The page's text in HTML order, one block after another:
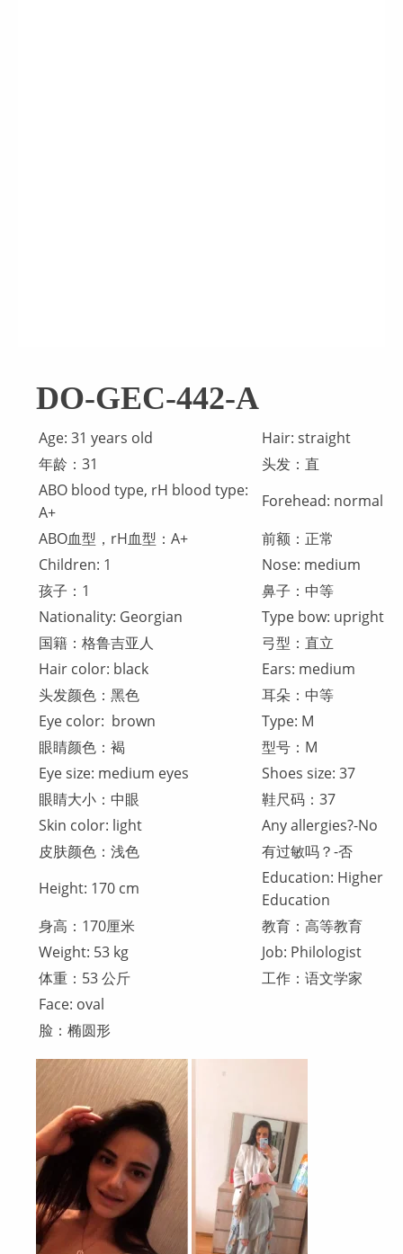
DO-GEC-442-A
Age: 31 years old
Hair: straight
年龄：31
头发：直
ABO blood type, rH blood type:
A+
Forehead: normal
ABO血型，rH血型：A+
前额：正常
Children: 1
Nose: medium
孩子：1
鼻子：中等
Nationality: Georgian
Type bow: upright
国籍：格鲁吉亚人
弓型：直立
Hair color: black
Ears: medium
头发颜色：黑色
耳朵：中等
Eye color: brown
Type: M
眼睛颜色：褐
型号：M
Eye size: medium eyes
Shoes size: 37
眼睛大小：中眼
鞋尺码：37
Skin color: light
Any allergies?-No
皮肤颜色：浅色
有过敏吗？-否
Height: 170 cm
Education: Higher
Education
身高：170厘米
教育：高等教育
Weight: 53 kg
Job: Philologist
体重：53 公斤
工作：语文学家
Face: oval
脸：椭圆形